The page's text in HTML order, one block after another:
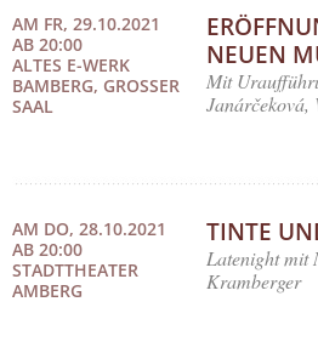
AM FR, 29.10.2021
AB 20:00
ALTES E-WERK
BAMBERG, GROSSER S
AAL
NEUEN
Mit
AM DO, 28.10.2021
AB 20:00
STADTTHEATER
AMBERG
TINTE
Latenight mit
Kramberger